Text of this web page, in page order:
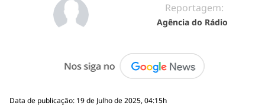
Reportagem:
Agência do Rádio
Data de publicação: 19 de Julho de 2025, 04:15h